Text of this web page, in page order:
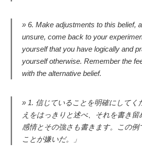
6. Make adjustments to this belief,
unsure, come back to your
yourself that you have logically and
yourself otherwise. Remember the
with the alternative belief.
1. 信じていることを明確にしてく
えをはっきりと述べ、それを書き
感情とその強さも書きます。この
ことが嫌いだ。」